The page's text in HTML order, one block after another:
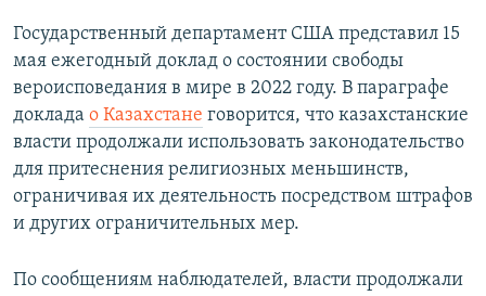
Государственный департамент США представил 15
мая ежегодный доклад о состоянии свободы
вероисповедания в мире в 2022 году. В параграфе
доклада о Казахстане говорится, что казахстанские
власти продолжали использовать законодательство
для притеснения религиозных меньшинств,
ограничивая их деятельность посредством штрафов
и других ограничительных мер.
По сообщениям наблюдателей, власти продолжали